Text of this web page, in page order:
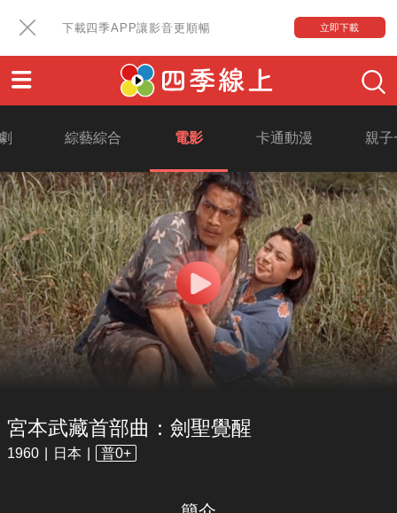
下載四季APP讓影音更順暢 立即下載
綜藝綜合 電影 卡通動漫 親
宮本武藏首部曲：劍聖覺醒
1960 日本 普0+